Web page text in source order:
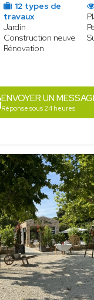
12 types de
travaux
Jardin
Construction neuve
Rénovation
ENVOYER UN
Réponse sous 24 heures